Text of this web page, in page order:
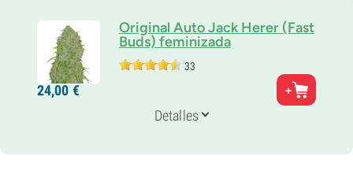
Original Auto Jack Herer (Fast
Buds) feminizada
33
Padres
Jack Herer Autoflowering
65% Sativa
9-10 semanas de la semilla al cultivo
24,00 €
Detalles